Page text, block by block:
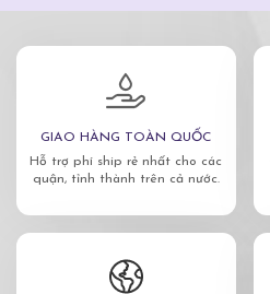
GIAO HÀNG TOÀN QUỐC
Hỗ trợ phí ship rẻ nhất cho các
quận, tỉnh thành trên cả nước.